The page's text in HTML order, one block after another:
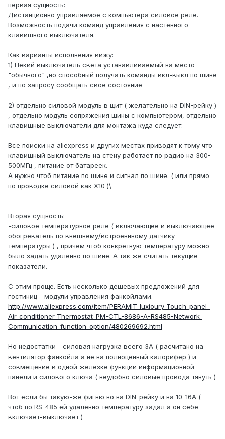
первая сущность:
Дистанционно управляемое с компьютера силовое реле.
Возможность подачи команд управления с настенного
клавишного выключателя.
Как варианты исполнения вижу:
1) Некий выключатель света устанавливаемый на место
"обычного" ,но способный получать команды вкл-выкл по шине
, и по запросу сообщать своё состояние
2) отдельно силовой модуль в щит ( желательно на DIN-рейку )
, отдельно модуль сопряжения шины с компьютером, отдельно
клавишные выключатели для монтажа куда следует.
Все поиски на aliexpress и других местах приводят к тому что
клавишный выключатель на стену работает по радио на 300-
500МГц , питание от батареек.
А нужно чтоб питание по шине и сигнал по шине. ( или прямо
по проводке силовой как X10 )\
Вторая сущность:
-силовое температурное реле ( включающее и выключающее
обогреватель по внешнему/встроеннному датчику
температуры ) , причем чтоб конкретную температуру можно
было задать удаленно по шине. А так же считать текущие
показатели.
С этим проще. Есть несколько дешевых предложений для
гостиниц - модули управления фанкойлами.
http://www.aliexpress.com/item/PERAMIT-luxioury-Touch-panel-
Air-conditioner-Thermostat-PM-CTL-8686-A-RS485-Network-
Communication-function-option/480269692.html
Но недостатки - силовая нагрузка всего 3А ( расчитано на
вентилятор фанкойла а не на полноценный калорифер ) и
совмещение в одной железке функции информационной
панели и силового ключа ( неудобно силовые провода тянуть )
Вот если бы такую-же фигню но на DIN-рейку и на 10-16А (
чтоб по RS-485 ей удаленно температуру задал а он себе
включает-выключает )